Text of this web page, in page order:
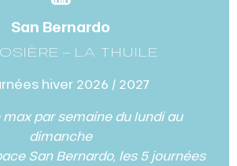
San Bernardo
– LA THUILE
hiver 2026 / 2027
max par semaine du lundi au
dimanche
San Bernardo, les 5 journées